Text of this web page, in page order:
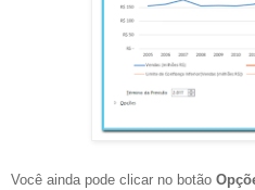
Você ainda pode clicar no botão